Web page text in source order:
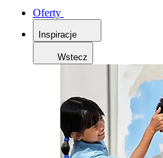
Oferty
Inspiracje
Wstecz